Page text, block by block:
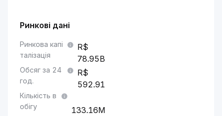
Ринкові дані
Ринкова капі
талізація
78.95B
Обсяг за 24
год.
592.91
Кількість в
обігу
133.16M